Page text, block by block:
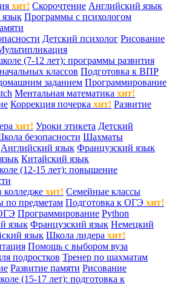
хит! Скорочтение Английский язык
Программы с психологом
Детский психолог Рисование
(7-12 лет): программы развития
классов Подготовка к ВПР
заданием Программирование
Ментальная математика хит!
Коррекция почерка хит! Развитие
хит! Уроки этикета Детский
безопасности Шахматы
Английский язык Французский язык
Китайский язык
(12-15 лет): повышение
колледже хит! Семейные классы
по предметам Подготовка к ОГЭ хит!
Программирование Python
язык Французский язык Немецкий
язык Школа лидера хит!
Помощь с выбором вуза
подростков Тренер по шахматам
Развитие памяти Рисование
(15-17 лет): подготовка к